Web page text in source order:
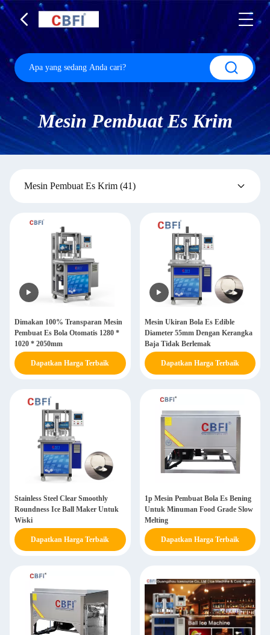
Mesin Pembuat Es Krim
Mesin Pembuat Es Krim (41)
Dimakan 100% Transparan Mesin
Pembuat Es Bola Otomatis 1280 *
1020 * 2050mm
Dapatkan Harga Terbaik
Mesin Ukiran Bola Es Edible
Diameter 55mm Dengan Kerangka
Baja Tidak Berlemak
Dapatkan Harga Terbaik
Stainless Steel Clear Smoothly
Roundness Ice Ball Maker Untuk
Wiski
Dapatkan Harga Terbaik
1p Mesin Pembuat Bola Es Bening
Untuk Minuman Food Grade Slow
Melting
Dapatkan Harga Terbaik